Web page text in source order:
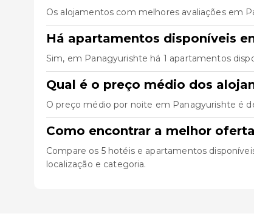
Os alojamentos com melhores avaliações em
Há apartamentos disponíveis
Sim, em Panagyurishte há 1 apartamentos
Qual é o preço médio dos
O preço médio por noite em Panagyurishte é
Como encontrar a melhor
Compare os 5 hotéis e apartamentos
localização e categoria.